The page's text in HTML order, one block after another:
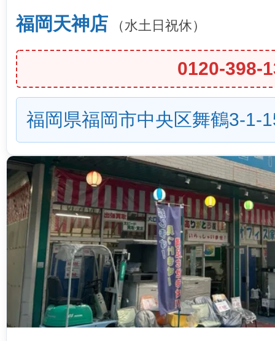
福岡天神店 （水土日祝休）
0120-398-
福岡県福岡市中央区舞鶴3-1-